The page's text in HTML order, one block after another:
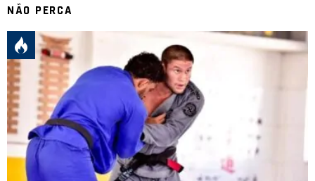
NÃO PERCA